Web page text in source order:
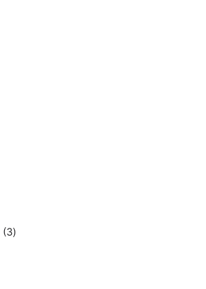
3